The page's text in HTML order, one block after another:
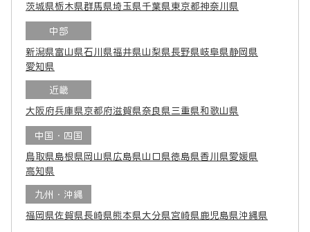
茨城県栃木県群馬県埼玉県千葉県東京都神奈川県
中部
新潟県富山県石川県福井県山梨県長野県岐阜県静岡県
愛知県
近畿
大阪府兵庫県京都府滋賀県奈良県 三重県和歌山県
中国・四国
鳥取県島根県 岡山県広島県山口県徳島県香川県愛媛県
高知県
九州・沖縄
福岡県佐賀県長崎県熊本県大分県宮崎県鹿児島県沖縄県